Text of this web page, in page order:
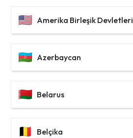
Amerika Birleşik Devletleri
Azerbaycan
Belarus
Belçika